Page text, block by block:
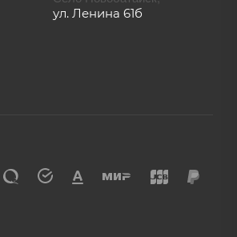
Село Новобатайск,